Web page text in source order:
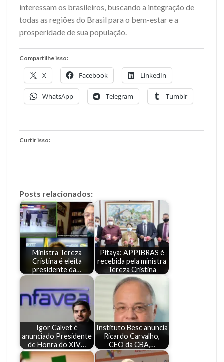
interessam os brasileiros, buscando a integração de
todas as regiões do Brasil para o bem-estar e a
prosperidade de sua população.
Compartilhe isso:
X Facebook LinkedIn
WhatsApp Telegram Tumblr
Curtir isso:
Posts relacionados:
Ministra Tereza
Cristina é eleita
presidente da…
Pitaya: APPIBRAS é
recebida pela ministra
Tereza Cristina
Igor Calvet é
anunciado Presidente
de Honra do XIV…
Instituto Besc anuncia
Ricardo Carvalho,
CEO da CBA,…